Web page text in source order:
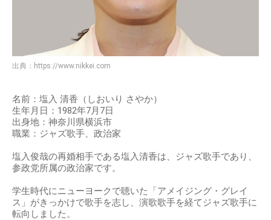
出典： https://www.nikkei.com
名前：塩入 清香（しおいり さやか）
生年月日：1982年7月7日
出身地：神奈川県横浜市
職業：ジャズ歌手、政治家
塩入俊哉の再婚相手である塩入清香は、ジャズ歌手であり、
参政党所属の政治家です。
学生時代にニューヨークで聴いた「アメイジング・グレイ
ス」がきっかけで歌手を志し、演歌歌手を経てジャズ歌手に
転向しました。